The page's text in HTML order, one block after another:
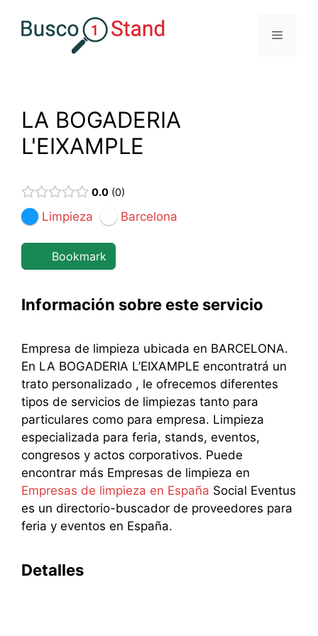
Menú
LA BOGADERIA
L'EIXAMPLE
0.0 0
Limpieza Barcelona
Bookmark
Información sobre este servicio
Empresa de limpieza ubicada en BARCELONA.
En LA BOGADERIA L’EIXAMPLE encontratrá un
trato personalizado , le ofrecemos diferentes
tipos de servicios de limpiezas tanto para
particulares como para empresa. Limpieza
especializada para feria, stands, eventos,
congresos y actos corporativos. Puede
encontrar más Empresas de limpieza en
Empresas de limpieza en España Social Eventus
es un directorio-buscador de proveedores para
feria y eventos en España.
Detalles